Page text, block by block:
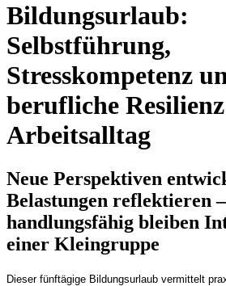
Bildungsurlaub:
Selbstführung,
Stresskompetenz
berufliche
Arbeitsalltag
Neue Perspektiven
Belastungen reflektieren
handlungsfähig bleiben
einer Kleingruppe
Dieser fünftägige Bildungsurlaub vermittelt